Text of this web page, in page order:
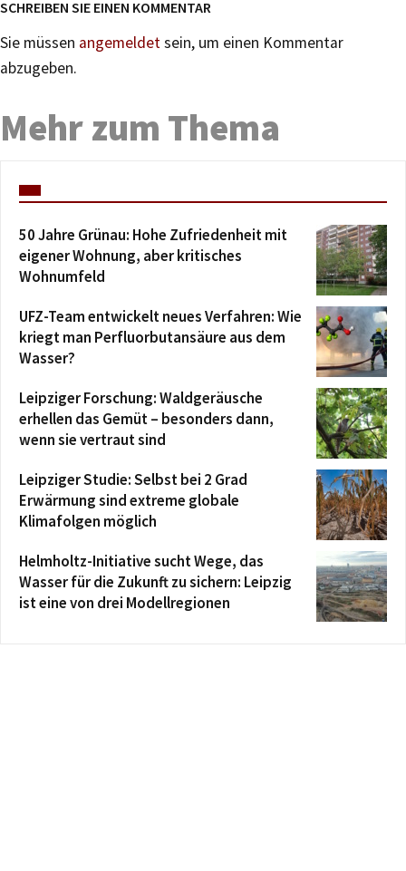
SCHREIBEN SIE EINEN KOMMENTAR
Sie müssen angemeldetsein, um einen Kommentar
abzugeben.
Mehr zum Thema
50 Jahre Grünau: Hohe Zufriedenheit mit
eigener Wohnung, aber kritisches
Wohnumfeld
UFZ-Team entwickelt neues Verfahren: Wie
kriegt man Perfluorbutansäure aus dem
Wasser?
Leipziger Forschung: Waldgeräusche
erhellen das Gemüt – besonders dann,
wenn sie vertraut sind
Leipziger Studie: Selbst bei 2 Grad
Erwärmung sind extreme globale
Klimafolgen möglich
Helmholtz-Initiative sucht Wege, das
Wasser für die Zukunft zu sichern: Leipzig
ist eine von drei Modellregionen